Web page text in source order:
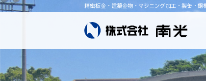
精密板金・建築金物・マシニング加工・製缶・